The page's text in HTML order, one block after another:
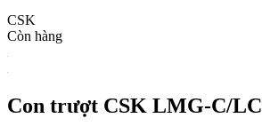
CSK
Còn hàng
Con trượt CSK LMG-C/LC